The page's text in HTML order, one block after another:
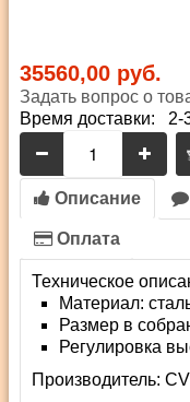
35560,00 руб.
Задать вопрос о
Время доставки: 2-
Описание
Оплата
Техническое
Материал:
Размер в
Регулировка
Производитель: СV